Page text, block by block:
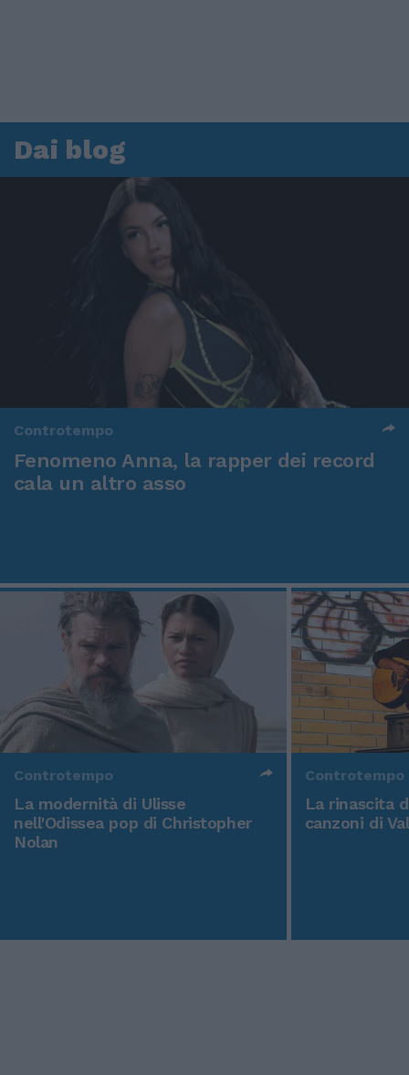
Dai blog
Controtempo
Fenomeno Anna, la rapper dei record
cala un altro asso
Controtempo
La modernità di Ulisse
nell'Odissea pop di Christopher
Nolan
Controtempo
La rinascita
canzoni di